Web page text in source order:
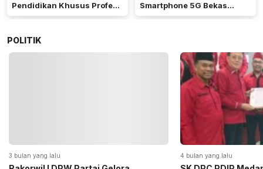
Pendidikan Khusus Profesi
Advokat
Smartphone 5G Bekas
dengan Bonus Kuota
POLITIK
4 bulan yang lalu 5 bulan yang lalu